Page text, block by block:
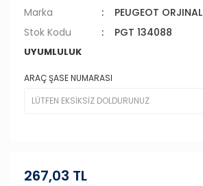
Marka
PEUGEOT ORJINAL
Stok Kodu
PGT 134088
UYUMLULUK
ARAÇ ŞASE NUMARASI
267,03 TL